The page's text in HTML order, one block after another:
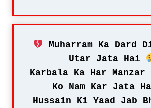
Muharram Ka Dard
Utar Jata Hai
Karbala Ka Har Manzar
Ko Nam Kar Jata
Hussain Ki Yaad Jab